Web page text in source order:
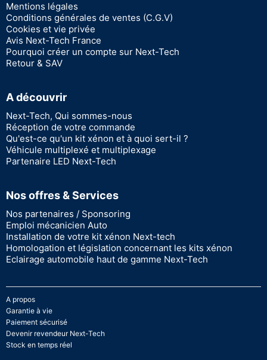
Mentions légales
Conditions générales de ventes (C.G.V)
Cookies et vie privée
Avis Next-Tech France
Pourquoi créer un compte sur Next-Tech
Retour & SAV
A découvrir
Next-Tech, Qui sommes-nous
Réception de votre commande
Qu'est-ce qu'un kit xénon et à quoi sert-il ?
Véhicule multiplexé et multiplexage
Partenaire LED Next-Tech
Nos offres & Services
Nos partenaires / Sponsoring
Emploi mécanicien Auto
Installation de votre kit xénon Next-tech
Homologation et législation concernant les kits xénon
Eclairage automobile haut de gamme Next-Tech
A propos
Garantie à vie
Paiement sécurisé
Devenir revendeur Next-Tech
Stock en temps réel